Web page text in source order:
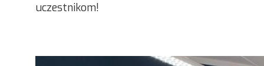
uczestnikom!